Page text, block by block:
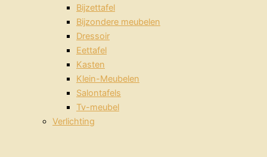
Bijzettafel
Bijzondere meubelen
Dressoir
Eettafel
Kasten
Klein-Meubelen
Salontafels
Tv-meubel
Verlichting